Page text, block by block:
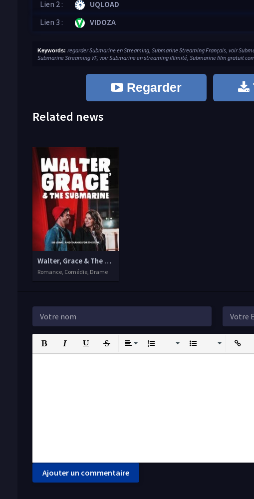
Lien 2 :
UQLOAD
Lien 3 :
VIDOZA
Keywords: regarder Submarine en Streaming, Submarine Streaming Français, voir
Submarine Streaming VF, voir Submarine en streaming illimité, Submarine film gratuit
Regarder
Related news
Walter, Grace & The Submarine
Romance, Comédie, Drame
Bold Italic UnderlineStrikethrough
AlignOrdered List Unordered ListInsert
Ajouter un commentaire